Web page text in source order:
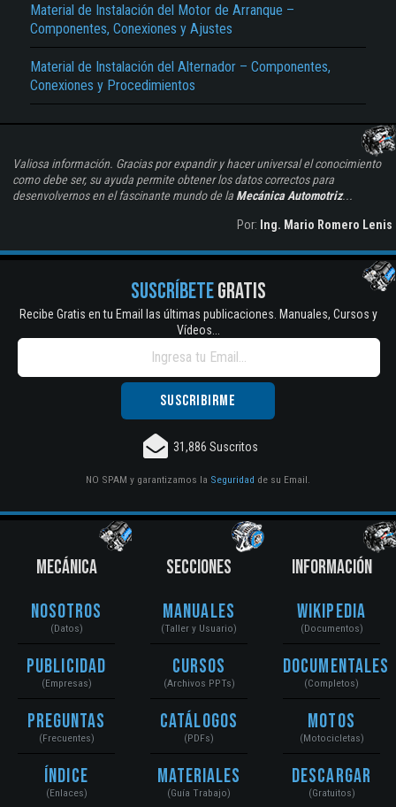
Material de Instalación del Motor de Arranque –
Componentes, Conexiones y Ajustes
Material de Instalación del Alternador – Componentes,
Conexiones y Procedimientos
Valiosa información. Gracias por expandir y hacer universal el conocimiento
como debe ser, su ayuda permite obtener los datos correctos para
desenvolvernos en el fascinante mundo de la Mecánica Automotriz...
Por: Ing. Mario Romero Lenis
SUSCRÍBETEGRATIS
Recibe Gratis en tu Email las últimas publicaciones. Manuales, Cursos y
Vídeos...
31,886 Suscritos
NO SPAM y garantizamos la Seguridad de su Email.
MECÁNICA
Nosotros
(Datos)
Publicidad
(Empresas)
Preguntas
(Frecuentes)
Índice
(Enlaces)
SECCIONES
Manuales
(Taller y Usuario)
Cursos
(Archivos PPTs)
Catálogos
(PDFs)
Materiales
(Guía Trabajo)
INFORMACIÓN
Wikipedia
(Documentos)
Documentales
(Completos)
Motos
(Motocicletas)
Descargar
(Gratuitos)